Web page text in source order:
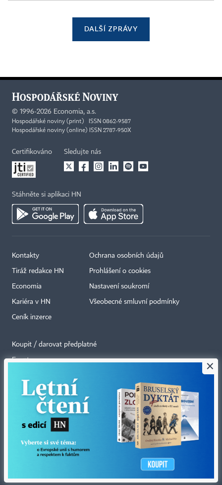
DALŠÍ ZPRÁVY
© 1996-2026 Economia, a.s.
Hospodářské noviny (print) ISSN 0862-9587
Hospodářské noviny (online) ISSN 2787-950X
Certifikováno Sledujte nás
Stáhněte si aplikaci HN
Kontakty
Tiráž redakce HN
Economia
Kariéra v HN
Ceník inzerce
Ochrana osobních údajů
Prohlášení o cookies
Nastavení soukromí
Všeobecné smluvní podmínky
Koupit / darovat předplatné
Eventy
RSS kanály
Autorská práva vykonává vydavatel. Bez písemného svolení vydavatele je
zakázáno jakékoli užití částí nebo celku díla, zejména rozmnožování a šíření
jakýmkoli způsobem, mechanickým nebo elektronickým, v českém nebo
jiném jazyce. Bez souhlasu vydavatele je zakázáno též rozmnožování
obsahu pro účely automatizované analýzy textů nebo dat
×